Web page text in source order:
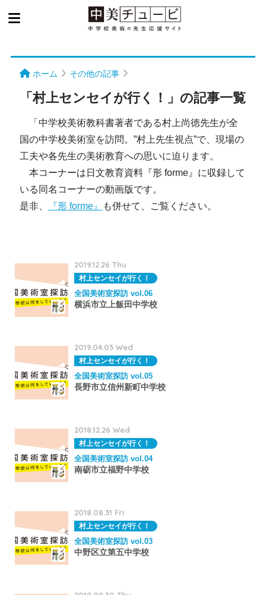
ホーム その他の記事
「村上センセイが行く！」の記事一覧
「中学校美術教科書著者である村上尚徳先生が全
国の中学校美術室を訪問。”村上先生視点”で、現場の
工夫や各先生の美術教育への思いに迫ります。
本コーナーは日文教育資料『形 forme』に収録して
いる同名コーナーの動画版です。
是非、
『形 forme』 も併せて、ご覧ください。
2019.12.26 Thu
村上センセイが行く！
全国美術室探訪 vol.06
横浜市立上飯田中学校
2019.04.03 Wed
村上センセイが行く！
全国美術室探訪 vol.05
長野市立信州新町中学校
2018.12.26 Wed
村上センセイが行く！
全国美術室探訪 vol.04
南砺市立福野中学校
2018.08.31 Fri
村上センセイが行く！
全国美術室探訪 vol.03
中野区立第五中学校